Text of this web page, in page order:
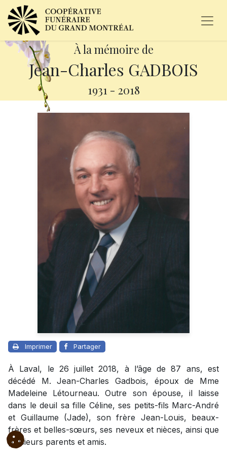
À la mémoire de
Jean-Charles GADBOIS
1931 - 2018
Imprimer Partager
À Laval, le 26 juillet 2018, à l’âge de 87 ans, est
décédé M. Jean-Charles Gadbois, époux de Mme
Madeleine Létourneau. Outre son épouse, il laisse
dans le deuil sa fille Céline, ses petits-fils Marc-André
et Guillaume (Jade), son frère Jean-Louis, beaux-
frères et belles-sœurs, ses neveux et nièces, ainsi que
plusieurs parents et amis.